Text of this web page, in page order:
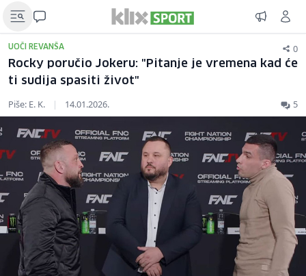
UOČI REVANŠA 0
Rocky poručio Jokeru: "Pitanje je vremena kad će
ti sudija spasiti život"
Piše: E. K. | 14.01.2026. 5